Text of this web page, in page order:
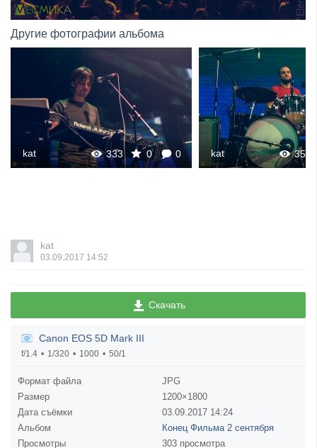
Другие фотографии альбома
333 0 0
kat 353
kat
kat
03.09.2017 14:52
Скачать
Canon EOS 5D Mark III
f/1.4 1/320 1000 50/1
Формат файла
JPG
Размер
1200×1800
Дата съёмки
03.09.2017 14:24
Альбом
Конец Фильма 2 сентября
Просмотры
303 просмотра